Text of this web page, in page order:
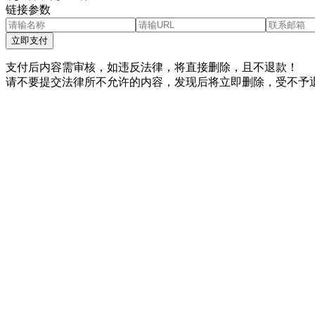
链接参数
立即支付
支付后内容需审核，如违反法律，将直接删除，且不退款！
请不要提交法律所不允许的内容，发现后将立即删除，受不予